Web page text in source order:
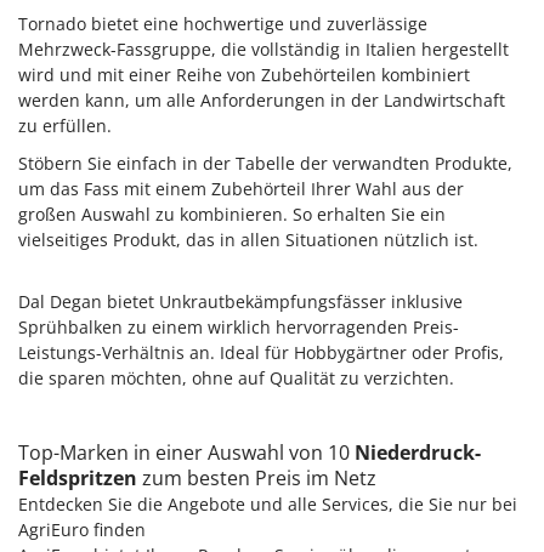
Rato
Reber
Redback
Resto Italia
Ribimex
Ripartrak
Ritter
Robomow
Rossofuoco
Rover Pompe
Ryobi
S
S.T.P.
Tornado bietet eine hochwertige und zuverlässige
Mehrzweck-Fassgruppe, die vollständig in Italien hergestellt
wird und mit einer Reihe von Zubehörteilen kombiniert
werden kann, um alle Anforderungen in der Landwirtschaft
zu erfüllen.
Stöbern Sie einfach in der Tabelle der verwandten Produkte,
um das Fass mit einem Zubehörteil Ihrer Wahl aus der
großen Auswahl zu kombinieren. So erhalten Sie ein
vielseitiges Produkt, das in allen Situationen nützlich ist.
Dal Degan bietet Unkrautbekämpfungsfässer inklusive
Sprühbalken zu einem wirklich hervorragenden Preis-
Leistungs-Verhältnis an. Ideal für Hobbygärtner oder Profis,
die sparen möchten, ohne auf Qualität zu verzichten.
Top-Marken in einer Auswahl von 10 Niederdruck-
Feldspritzen zum besten Preis im Netz
Entdecken Sie die Angebote und alle Services, die Sie nur bei
AgriEuro finden